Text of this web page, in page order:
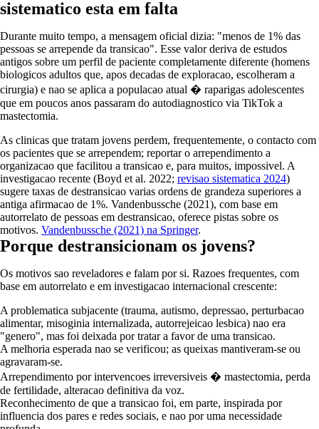
sistematico esta em falta
Durante muito tempo, a mensagem oficial dizia: "menos de 1% das
pessoas se arrepende da transicao". Esse valor deriva de estudos
antigos sobre um perfil de paciente completamente diferente (homens
biologicos adultos que, apos decadas de exploracao, escolheram a
cirurgia) e nao se aplica a populacao atual � raparigas adolescentes
que em poucos anos passaram do autodiagnostico via TikTok a
mastectomia.
As clinicas que tratam jovens perdem, frequentemente, o contacto com
os pacientes que se arrependem; reportar o arrependimento a
organizacao que facilitou a transicao e, para muitos, impossivel. A
investigacao recente (Boyd et al. 2022; revisao sistematica 2024)
sugere taxas de destransicao varias ordens de grandeza superiores a
antiga afirmacao de 1%. Vandenbussche (2021), com base em
autorrelato de pessoas em destransicao, oferece pistas sobre os
motivos. Vandenbussche (2021) na Springer.
Porque destransicionam os jovens?
Os motivos sao reveladores e falam por si. Razoes frequentes, com
base em autorrelato e em investigacao internacional crescente:
A problematica subjacente (trauma, autismo, depressao, perturbacao
alimentar, misoginia internalizada, autorrejeicao lesbica) nao era
"genero", mas foi deixada por tratar a favor de uma transicao.
A melhoria esperada nao se verificou; as queixas mantiveram-se ou
agravaram-se.
Arrependimento por intervencoes irreversiveis � mastectomia, perda
de fertilidade, alteracao definitiva da voz.
Reconhecimento de que a transicao foi, em parte, inspirada por
influencia dos pares e redes sociais, e nao por uma necessidade